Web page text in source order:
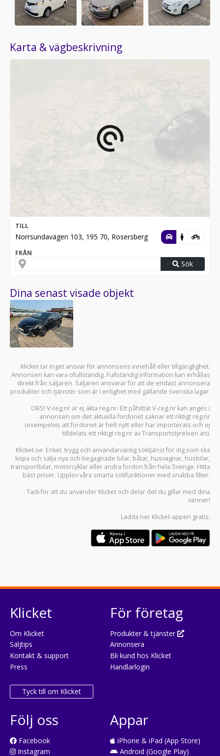
Karta & vägbeskrivning
TILL
Norrsundavägen 103, 195 70, Rosersberg
FRÅN
Sök
Dina senast visade objekt
Klicket tar inget ansvar för annonsens innehåll eller tillgänglighet.
Annonsen kan vara ofullständig. Fullständig information kan erhållas
direkt från säljaren. Säljaren ansvarar för att de endast annonsera
produkter och tjänster som är i enlighet med gällande svenska lagar.
OBS! V-reg.nr är ej äkta reg.nr. Ett påhittat V-reg.nr kan anges i
annonsen om det aktuella fordonet saknar ett riktigt reg.nr
(exempelvis att fordonet är helt nytt eller har importerats och ej
tilldelats ett riktigt reg.nr av Transportstyrelsen än).
Klicket.se: Enkel, trygg och användarvänlig söktjänst för dig som ska
köpa och sälja nya och begagnade bilar, båtar, husvagnar, husbilar,
transportbilar, motorcyklar eller andra fordon från hela Sverige. Hitta
bäst priser. Upplev våra smarta sökfunktioner med snabba filter.
Tack för att du använder Klicket och delar det du gillar med dina
vänner!
Ladda ner Klicket-appen gratis:
Klicket
Om Klicket
Säljtips
Kontakt & support
Press
Tyck till om Klicket
För företag
Produkter & tjänster
Annonsera
Bli kund hos Klicket
Handlarlogin
Följ oss
Facebook
Instagram
Appar
iPhone & iPad (App Store)
Android (Google Play)